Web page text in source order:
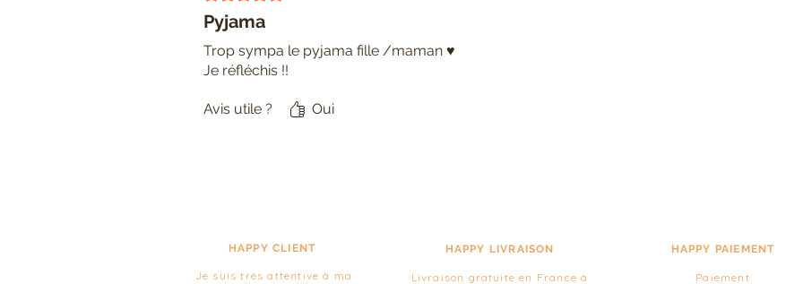
Pyjama
Trop sympa le pyjama fille /maman ♥️
Je réfléchis !!
Avis utile ? Oui
HAPPY CLIENT
Je suis très attentive à ma
HAPPY LIVRAISON
Livraison gratuite en France à
HAPPY PAIEMENT
Paiement